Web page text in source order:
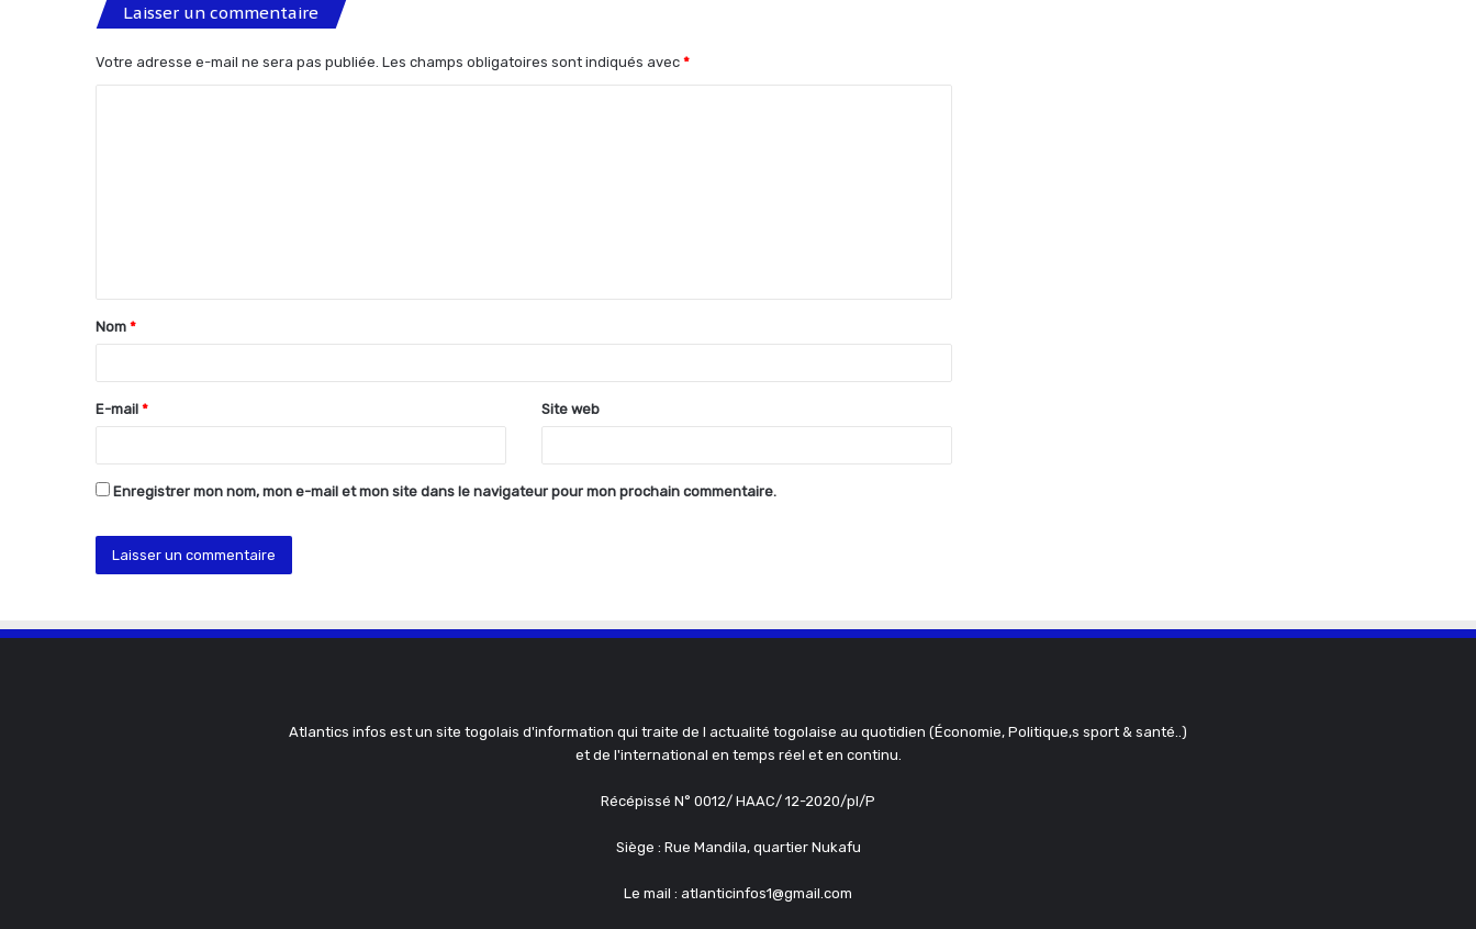
Laisser un commentaire
Votre adresse e-mail ne sera pas publiée. Les champs obligatoires sont indiqués avec *
t
a
e
*
Nom *
E-mail * Site web
Enregistrer mon nom, mon e-mail et mon site dans le navigateur pour mon prochain commentaire.
Atlantics infos est un site togolais d'information qui traite de l actualité togolaise au quotidien (Économie, Politique,s sport & santé..)
et de l'international en temps réel et en continu.
Récépissé N° 0012/ HAAC/ 12-2020/pl/P
Siège : Rue Mandila, quartier Nukafu
Le mail : atlanticinfos1@gmail.com